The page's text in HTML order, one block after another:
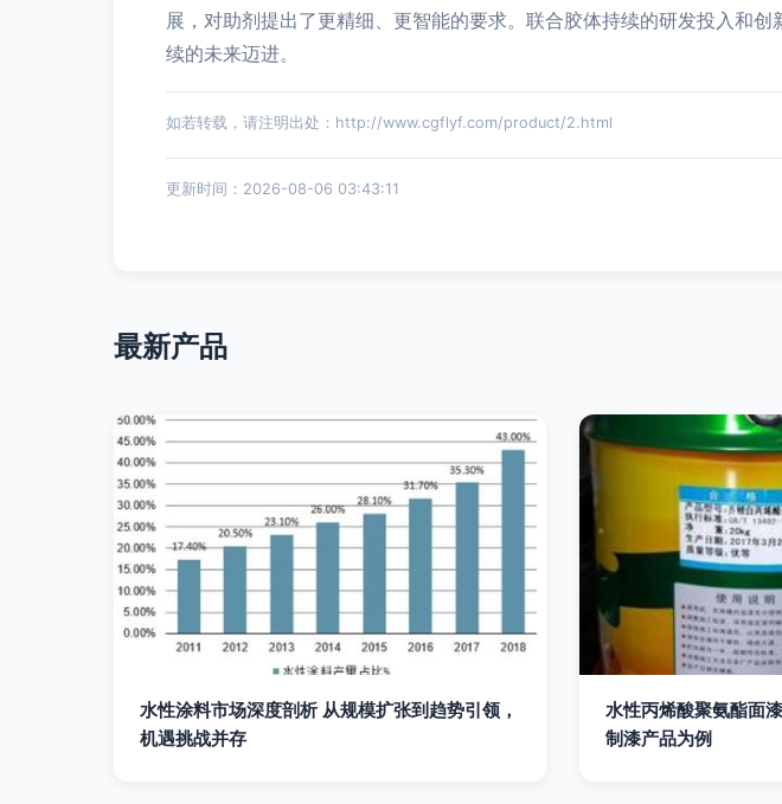
展，对助剂提出了更精细、更智能的要求。联合胶体持续的研发投入和
续的未来迈进。
如若转载，请注明出处：http://www.cgflyf.com/product/2.html
更新时间：2026-08-06 03:43:11
最新产品
水性涂料市场深度剖析 从规模扩张到趋势引领，
机遇挑战并存
水性丙烯酸聚氨酯面
制漆产品为例